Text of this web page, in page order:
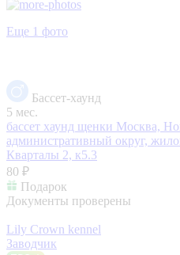
Еще 1 фото
Бассет-хаунд
5 мес.
бассет хаунд щенки Москва,
административный округ,
Кварталы 2, к5.3
80 ₽
Подарок
Документы проверены
Lily Crown kennel
Заводчик